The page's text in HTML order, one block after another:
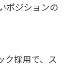
ポジションの
ク採用で、ス